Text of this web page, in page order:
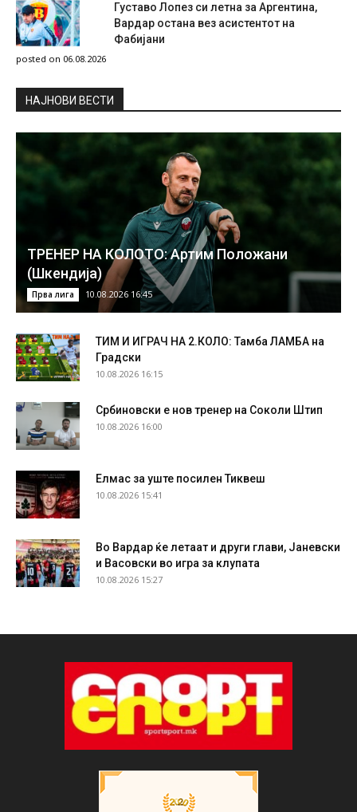
Густаво Лопез си летна за Аргентина,
Вардар остана вез асистентот на
Фабијани
posted on 06.08.2026
НAЈНОВИ ВЕСТИ
ТРЕНЕР НА КОЛОТО: Артим Положани
(Шкендија)
Прва лига 10.08.2026 16:45
ТИМ И ИГРАЧ НА 2.КОЛО: Тамба ЛАМБА на
Градски
10.08.2026 16:15
Србиновски е нов тренер на Соколи Штип
10.08.2026 16:00
Елмас за уште посилен Тиквеш
10.08.2026 15:41
Во Вардар ќе летаат и други глави, Јаневски
и Васовски во игра за клупата
10.08.2026 15:27